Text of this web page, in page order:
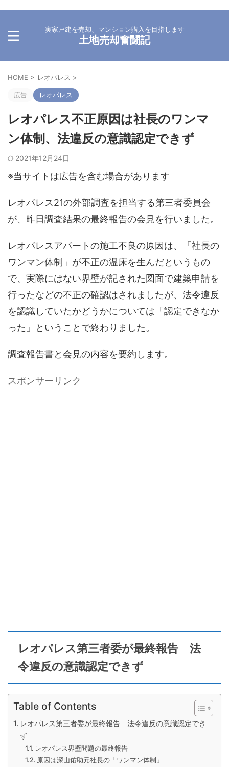
実家戸建を売却、マンション購入を目指します
土地売却奮闘記
HOME > レオパレス >
広告 レオパレス
レオパレス不正原因は社長のワンマ
ン体制、法違反の意識認定できず
2021年12月24日
※当サイトは広告を含む場合があります
レオパレス21の外部調査を担当する第三者委員会
が、昨日調査結果の最終報告の会見を行いました。
レオパレスアパートの施工不良の原因は、「社長の
ワンマン体制」が不正の温床を生んだというもの
で、実際にはない界壁が記された図面で建築申請を
行ったなどの不正の確認はされましたが、法令違反
を認識していたかどうかについては「認定できなか
った」ということで終わりました。
調査報告書と会見の内容を要約します。
スポンサーリンク
レオパレス第三者委が最終報告 法
令違反の意識認定できず
Table of Contents
レオパレス第三者委が最終報告 法令違反の意識認定でき
ず
レオパレス界壁問題の最終報告
原因は深山佑助元社長の「ワンマン体制」